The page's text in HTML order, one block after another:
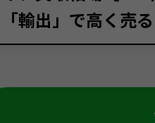
輸出」で高く売